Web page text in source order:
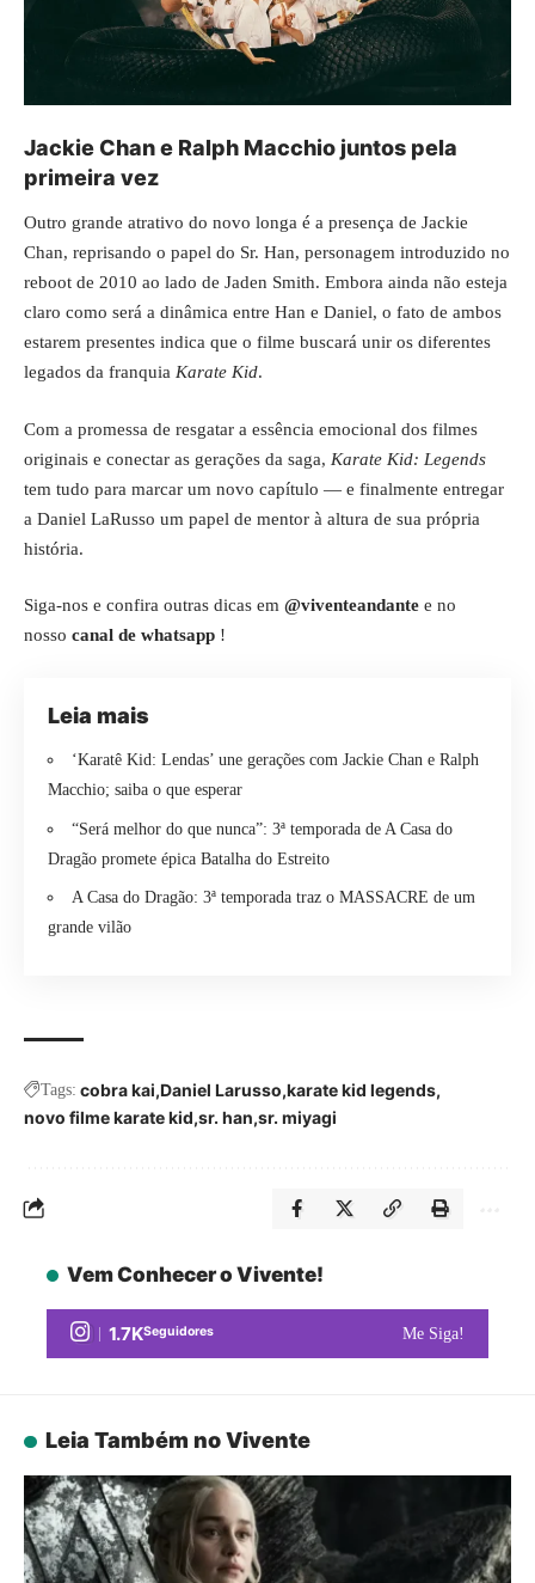
Jackie Chan e Ralph Macchio juntos pela
primeira vez
Outro grande atrativo do novo longa é a presença de Jackie
Chan, reprisando o papel do Sr. Han, personagem introduzido no
reboot de 2010 ao lado de Jaden Smith. Embora ainda não esteja
claro como será a dinâmica entre Han e Daniel, o fato de ambos
estarem presentes indica que o filme buscará unir os diferentes
legados da franquia Karate Kid.
Com a promessa de resgatar a essência emocional dos filmes
originais e conectar as gerações da saga, Karate Kid: Legends
tem tudo para marcar um novo capítulo — e finalmente entregar
a Daniel LaRusso um papel de mentor à altura de sua própria
história.
Siga-nos e confira outras dicas em @viventeandante e no
nosso canal de whatsapp !
Leia mais
‘Karatê Kid: Lendas’ une gerações com Jackie Chan e Ralph
Macchio; saiba o que esperar
“Será melhor do que nunca”: 3ª temporada de A Casa do
Dragão promete épica Batalha do Estreito
A Casa do Dragão: 3ª temporada traz o MASSACRE de um
grande vilão
Tags: cobra kai Daniel Larusso karate kid legends
novo filme karate kid sr. han sr. miyagi
Vem Conhecer o Vivente!
1.7KSeguidores Me Siga!
Leia Também no Vivente